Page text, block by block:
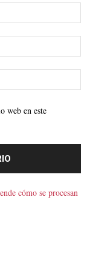
web en este
cómo se procesan